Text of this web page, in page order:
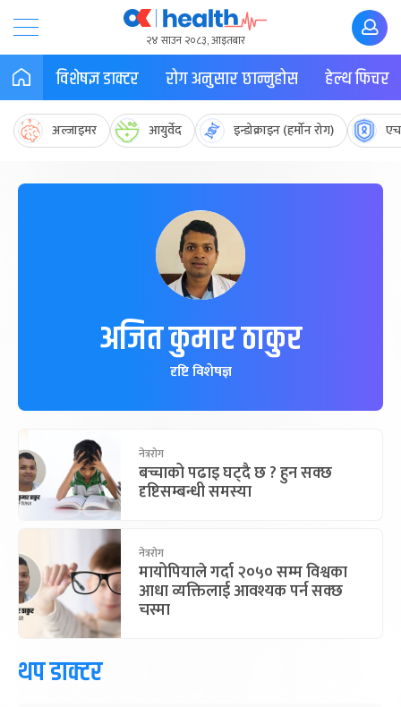
२४ साउन २०८३, आइतबार
विशेषज्ञ डाक्टर रोग अनुसार छान्नुहोस हेल्थ फिचर
अल्जाइमर आयुर्वेद इन्डोक्राइन (हर्मोन रोग)
अजित कुमार ठाकुर
दृष्टि विशेषज्ञ
नेत्ररोग
बच्चाको पढाइ घट्दै छ ? हुन सक्छ
दृष्टिसम्बन्धी समस्या
नेत्ररोग
मायोपियाले गर्दा २०५० सम्म विश्वका
आधा व्यक्तिलाई आवश्यक पर्न सक्छ
चस्मा
थप डाक्टर